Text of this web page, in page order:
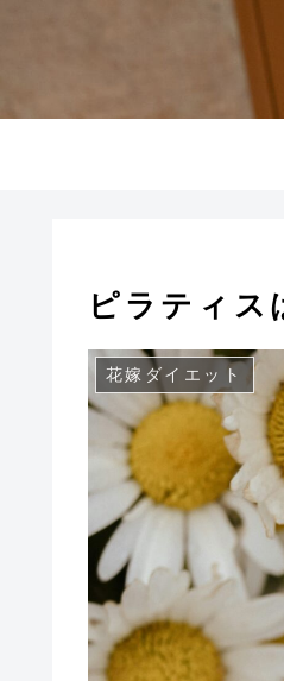
ピラティス
花嫁ダイエット